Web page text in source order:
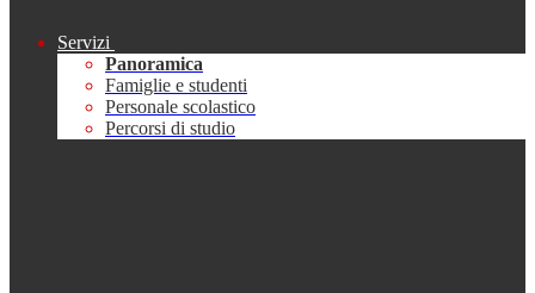
Servizi
Panoramica
Famiglie e studenti
Personale scolastico
Percorsi di studio